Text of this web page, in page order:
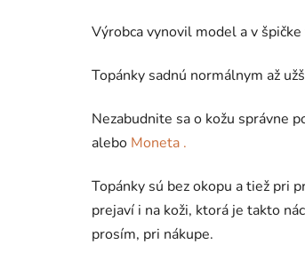
Výrobca vynovil model a v
Topánky sadnú normálnym až
Nezabudnite sa o kožu správne
alebo Moneta .
Topánky sú bez okopu a tiež pri
prejaví i na koži, ktorá je takto
prosím, pri nákupe.